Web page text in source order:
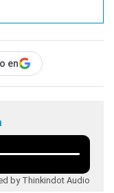
en
by Thinkindot Audio